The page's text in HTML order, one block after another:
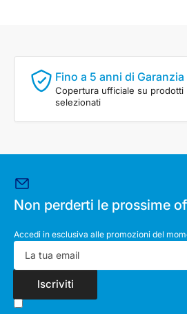
Fino a 5 anni di Garanzia
Copertura ufficiale su prodotti
selezionati
Non perderti le prossime
Accedi in esclusiva alle promozioni del
La
tua
email
Iscriviti